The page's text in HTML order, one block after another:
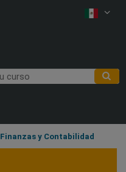
Finanzas y Contabilidad